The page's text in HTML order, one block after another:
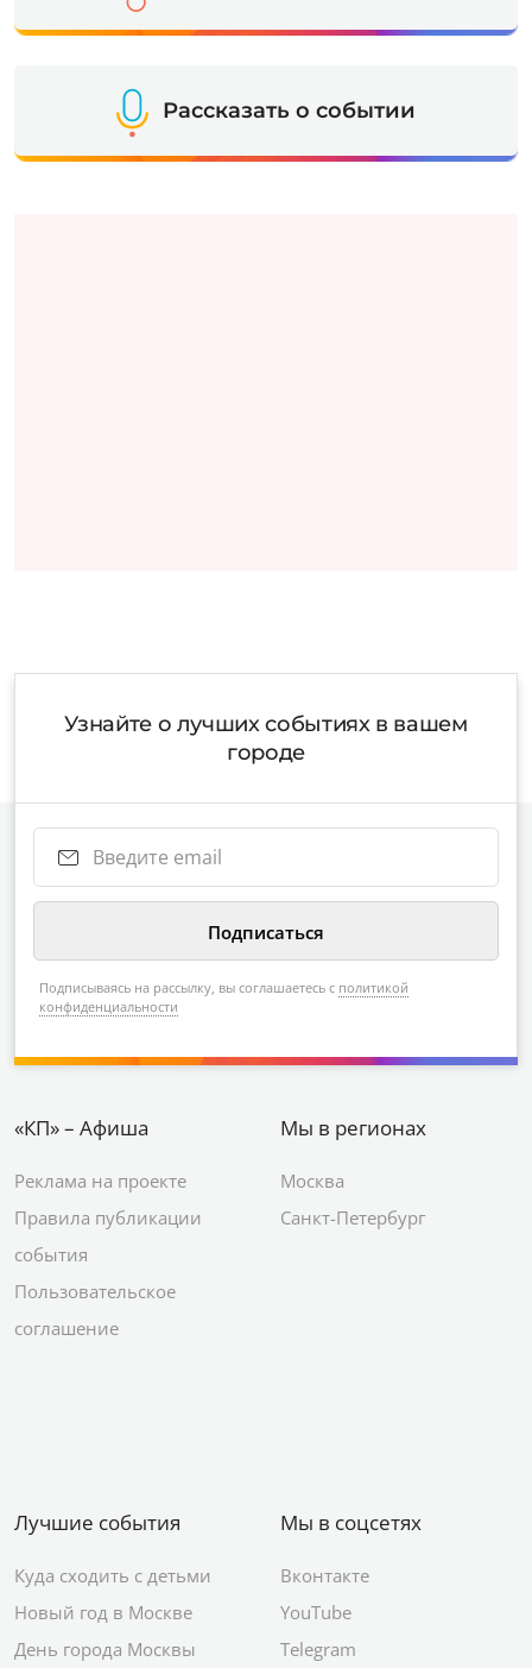
Рассказать о событии
Узнайте о лучших событиях в вашем
городе
Подписываясь на рассылку, вы соглашаетесь с политикой
конфиденциальности
«КП» – Афиша
Реклама на проекте
Правила публикации
события
Пользовательское
соглашение
Мы в регионах
Москва
Санкт-Петербург
Лучшие события
Куда сходить с детьми
Новый год в Москве
День города Москвы
Мы в соцсетях
Вконтакте
YouTube
Telegram